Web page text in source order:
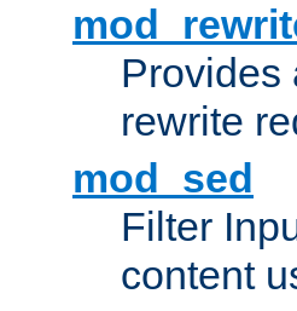
Provides
rewrite
mod_sed
Filter
content